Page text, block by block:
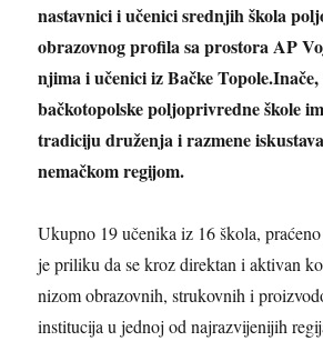
nastavnici i učenici srednjih škola
obrazovnog profila sa prostora AP
njimai učenici iz Bačke
bačkotopolske poljoprivredne škole
tradiciju druženja i razmene
nemačkom regijom.
Ukupno 19 učenika iz 16 škola,
je priliku da se kroz direktan i aktivan
nizom obrazovnih, strukovnih i
institucija u jednoj od najrazvijenijih